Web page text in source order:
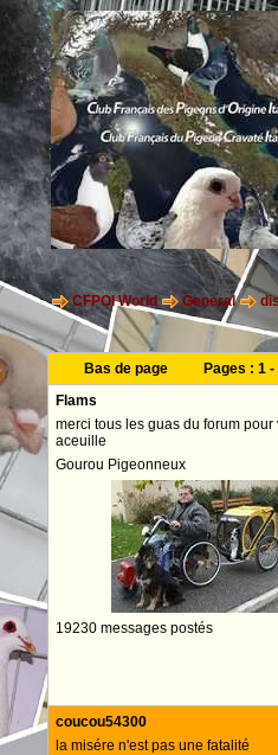
CFPOI World General
Bas de page Pages : 1-
Flams
merci tous les guas du forum pour
aceuille
Gourou Pigeonneux
19230 messages postés
coucou54300
la misére n'est pas une fatalité